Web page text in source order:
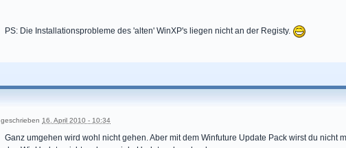
PS: Die Installationsprobleme des 'alten' WinXP's liegen nicht an der Registy.
geschrieben 16. April 2010 - 10:34
Ganz umgehen wird wohl nicht gehen. Aber mit dem Winfuture Update Pack wirst du nicht